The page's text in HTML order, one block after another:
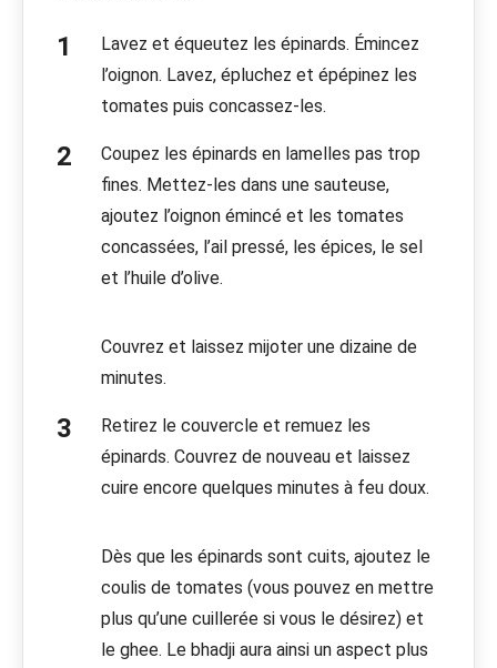
Lavez et équeutez les épinards. Émincez
l’oignon. Lavez, épluchez et épépinez les
tomates puis concassez-les.
Coupez les épinards en lamelles pas trop
fines. Mettez-les dans une sauteuse,
ajoutez l’oignon émincé et les tomates
concassées, l’ail pressé, les épices, le sel
et l’huile d’olive.
Couvrez et laissez mijoter une dizaine de
minutes.
Retirez le couvercle et remuez les
épinards. Couvrez de nouveau et laissez
cuire encore quelques minutes à feu doux.
Dès que les épinards sont cuits, ajoutez le
coulis de tomates (vous pouvez en mettre
plus qu’une cuillerée si vous le désirez) et
le ghee. Le bhadji aura ainsi un aspect plus